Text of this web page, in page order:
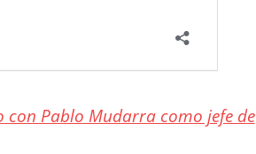
con Pablo Mudarra como jefe de